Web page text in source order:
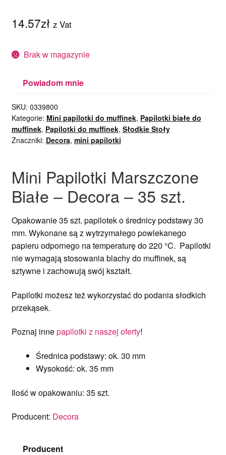
14.57zł z Vat
Brak w magazynie
Powiadom mnie
SKU: 0339800
Kategorie: Mini papilotki do muffinek, Papilotki białe do
muffinek, Papilotki do muffinek, Słodkie Stoły
Znaczniki: Decora, mini papilotki
Mini Papilotki Marszczone
Białe – Decora – 35 szt.
Opakowanie 35 szt. papilotek o średnicy podstawy 30
mm. Wykonane są z wytrzymałego powlekanego
papieru odpornego na temperaturę do 220 °C. Papilotki
nie wymagają stosowania blachy do muffinek, są
sztywne i zachowują swój kształt.
Papilotki możesz też wykorzystać do podania słodkich
przekąsek.
Poznaj innepapilotki z naszej oferty!
Średnica podstawy: ok. 30 mm
Wysokość: ok. 35 mm
Ilość w opakowaniu: 35 szt.
Producent: Decora
Producent